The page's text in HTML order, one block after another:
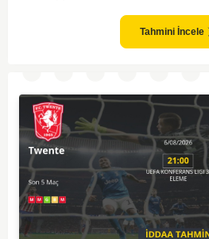
alındığında, dengeli bir oyun bekleniyor.
Tahmini İncele